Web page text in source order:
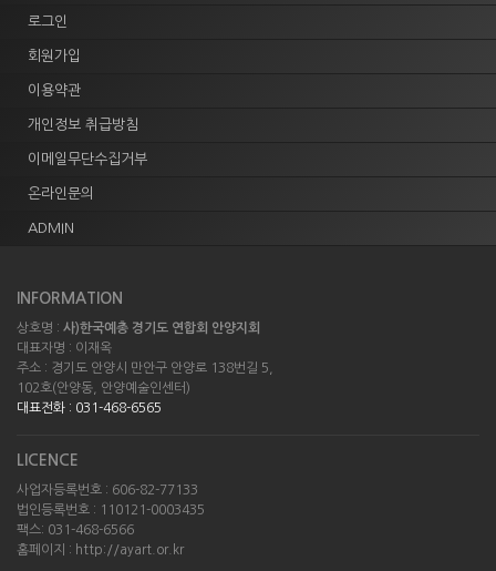
로그인
회원가입
이용약관
개인정보 취급방침
이메일무단수집거부
온라인문의
ADMIN
INFORMATION
상호명 : 사)한국예총 경기도 연합회 안양지회
대표자명 : 이재옥
주소 : 경기도 안양시 만안구 안양로 138번길 5,
102호(안양동, 안양예술인센터)
대표전화 : 031-468-6565
LICENCE
사업자등록번호 : 606-82-77133
법인등록번호 : 110121-0003435
팩스: 031-468-6566
홈페이지 : http://ayart.or.kr